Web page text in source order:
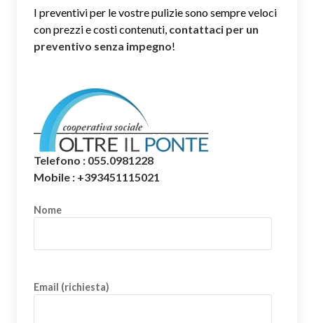
I preventivi per le vostre pulizie sono sempre veloci
con prezzi e costi contenuti, contattaci per un
preventivo senza impegno!
Telefono : 055.0981228
Mobile : +393451115021
Nome
Email (richiesta)